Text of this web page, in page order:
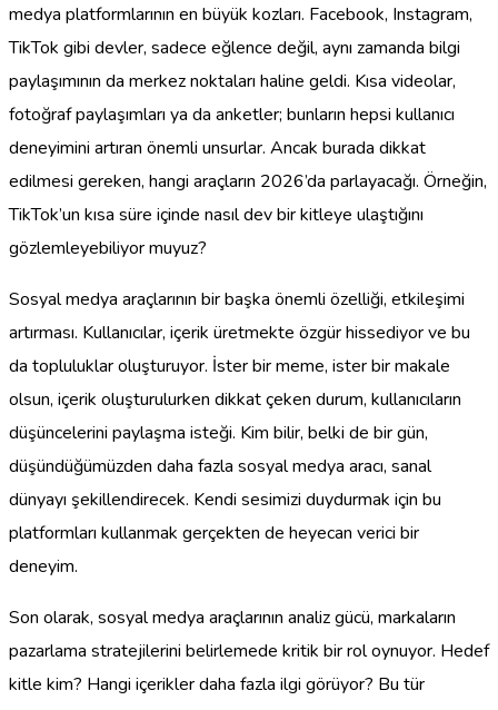
medya platformlarının en büyük kozları. Facebook, Instagram,
TikTok gibi devler, sadece eğlence değil, aynı zamanda bilgi
paylaşımının da merkez noktaları haline geldi. Kısa videolar,
fotoğraf paylaşımları ya da anketler; bunların hepsi kullanıcı
deneyimini artıran önemli unsurlar. Ancak burada dikkat
edilmesi gereken, hangi araçların 2026’da parlayacağı. Örneğin,
TikTok’un kısa süre içinde nasıl dev bir kitleye ulaştığını
gözlemleyebiliyor muyuz?
Sosyal medya araçlarının bir başka önemli özelliği, etkileşimi
artırması. Kullanıcılar, içerik üretmekte özgür hissediyor ve bu
da topluluklar oluşturuyor. İster bir meme, ister bir makale
olsun, içerik oluşturulurken dikkat çeken durum, kullanıcıların
düşüncelerini paylaşma isteği. Kim bilir, belki de bir gün,
düşündüğümüzden daha fazla sosyal medya aracı, sanal
dünyayı şekillendirecek. Kendi sesimizi duydurmak için bu
platformları kullanmak gerçekten de heyecan verici bir
deneyim.
Son olarak, sosyal medya araçlarının analiz gücü, markaların
pazarlama stratejilerini belirlemede kritik bir rol oynuyor. Hedef
kitle kim? Hangi içerikler daha fazla ilgi görüyor? Bu tür